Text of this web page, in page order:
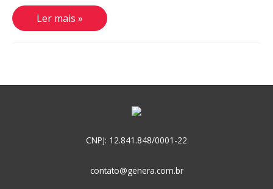
Bragança
Ler mais »
CNPJ: 12.841.848/0001-22
contato@genera.com.br